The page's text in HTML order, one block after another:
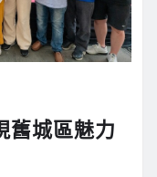
舊城區魅力